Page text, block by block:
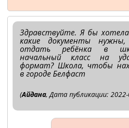
Здравствуйте. Я бы
какие документы
отдать ребёнка в
начальный класс на
формат? Школа, чтобы
в городе Белфаст
(Айдана, Дата публикации: